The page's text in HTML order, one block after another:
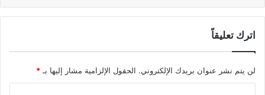
اترك تعليقاً
لن يتم نشر عنوان بريدك الإلكتروني. الحقول الإلزامية مشار إليها بـ*